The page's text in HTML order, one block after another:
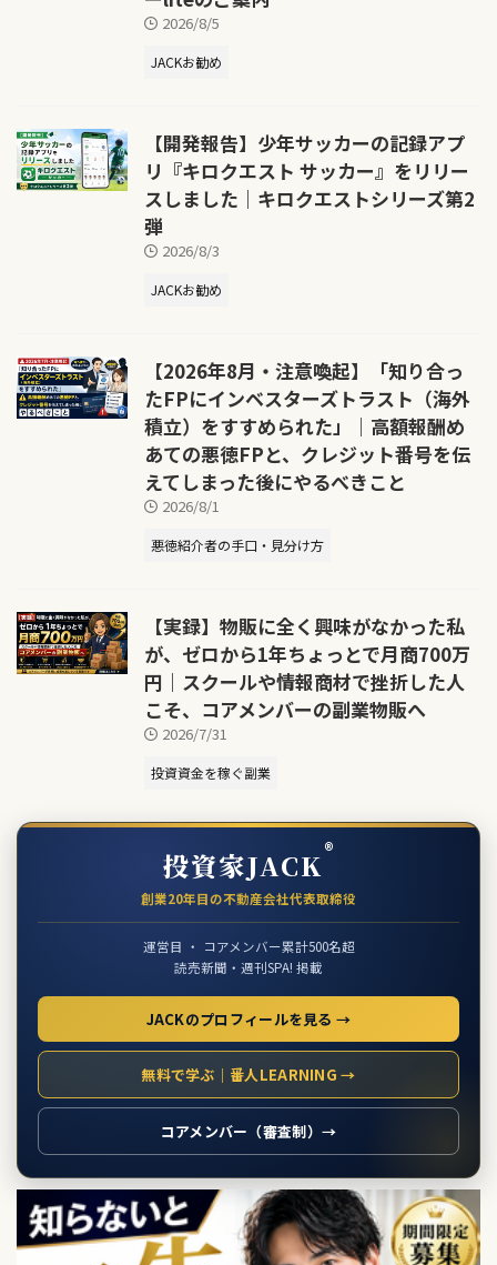
2026/8/5
JACKお勧め
【開発報告】少年サッカーの記録アプ
リ『キロクエスト サッカー』をリリー
スしました｜キロクエストシリーズ第2
弾
2026/8/3
JACKお勧め
【2026年8月・注意喚起】「知り合っ
たFPにインベスターズトラスト（海外
積立）をすすめられた」｜高額報酬め
あての悪徳FPと、クレジット番号を伝
えてしまった後にやるべきこと
2026/8/1
悪徳紹介者の手口・見分け方
【実録】物販に全く興味がなかった私
が、ゼロから1年ちょっとで月商700万
円｜スクールや情報商材で挫折した人
こそ、コアメンバーの副業物販へ
2026/7/31
投資資金を稼ぐ副業
投資家JACK®
創業20年目の不動産会社代表取締役
運営目 ・ コアメンバー累計500名超
読売新聞・週刊SPA! 掲載
JACKのプロフィールを見る →
無料で学ぶ｜番人LEARNING →
コアメンバー（審査制）→